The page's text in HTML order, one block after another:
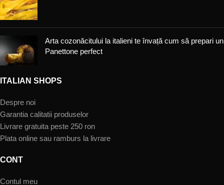
Arta cozonăcitului la italieni te învață cum să prepari un
Panettone perfect
ITALIAN SHOPS
Despre noi
Garantia calitatii produselor
Livrare gratuita peste 250 ron
Plata online sau ramburs la livrare
CONT
Contul meu